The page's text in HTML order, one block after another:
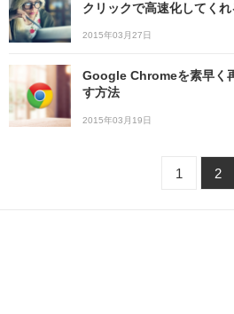
クリックで高速化してく
2015年03月27日
Google Chromeを素早く
す方法
2015年03月19日
1 2